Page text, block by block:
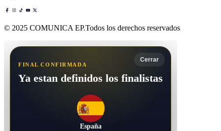
© 2025 COMUNICA EP.Todos los derechos reservados
Cerrar
FINAL CONFIRMADA
Ya estan definidos los finalistas
España